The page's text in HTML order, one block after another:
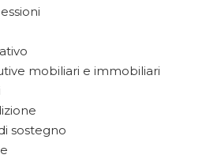
mobiliari e immobiliari
sostegno